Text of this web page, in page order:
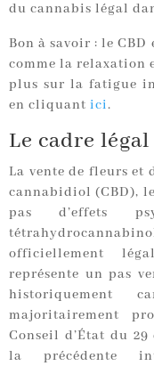
du cannabis légal
Bon à savoir : le
comme la relaxation
plus sur la fatigue
en cliquant ici.
Le cadre
La vente de fleurs et
cannabidiol (CBD),
pas d’effets
officiellement
représente un pas
historiquement
majoritairement
Conseil d’État du
la précédente